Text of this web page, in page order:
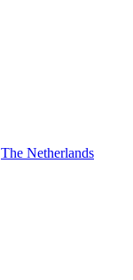
The Netherlands